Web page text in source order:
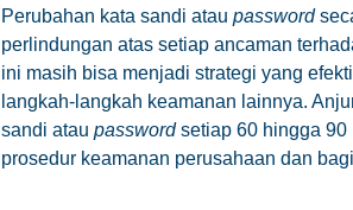
Perubahan kata sandi atau password
perlindungan atas setiap ancaman
ini masih bisa menjadi strategi yang
langkah-langkah keamanan lainnya.
sandi atau passwordsetiap 60 hingga
prosedur keamanan perusahaan dan